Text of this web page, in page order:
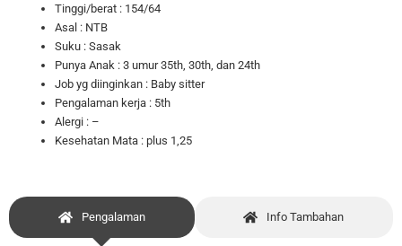
Tinggi/berat : 154/64
Asal : NTB
Suku : Sasak
Punya Anak : 3 umur 35th, 30th, dan 24th
Job yg diinginkan : Baby sitter
Pengalaman kerja : 5th
Alergi : –
Kesehatan Mata : plus 1,25
Pengalaman Info Tambahan